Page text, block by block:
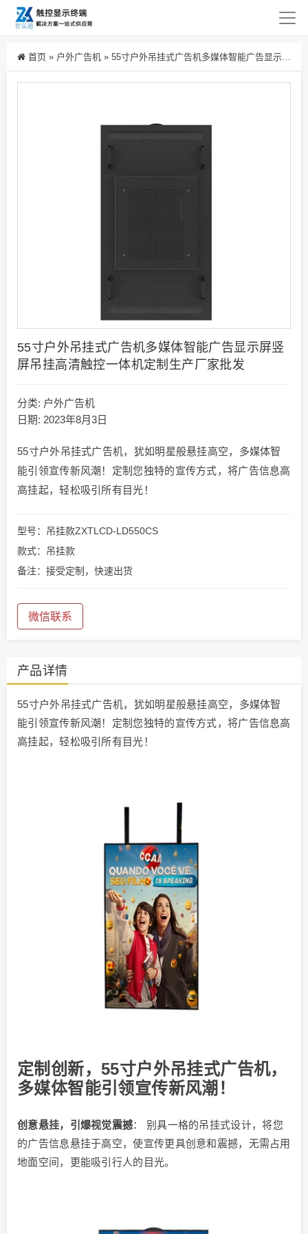
首页 » 户外广告机 » 55寸户外吊挂式广告机多媒体智能广告显示屏竖屏吊挂高清触控一体机定制生产厂家批发
55寸户外吊挂式广告机多媒体智能广告显示屏竖
屏吊挂高清触控一体机定制生产厂家批发
分类: 户外广告机
日期: 2023年8月3日
55寸户外吊挂式广告机，犹如明星般悬挂高空，多媒体智
能引领宣传新风潮！定制您独特的宣传方式，将广告信息高
高挂起，轻松吸引所有目光！
型号：吊挂款ZXTLCD-LD550CS
款式：吊挂款
备注：接受定制，快速出货
微信联系
产品详情
55寸户外吊挂式广告机，犹如明星般悬挂高空，多媒体智
能引领宣传新风潮！定制您独特的宣传方式，将广告信息高
高挂起，轻松吸引所有目光！
定制创新，55寸户外吊挂式广告机，
多媒体智能引领宣传新风潮！
创意悬挂，引爆视觉震撼： 别具一格的吊挂式设计，将您
的广告信息悬挂于高空，使宣传更具创意和震撼，无需占用
地面空间，更能吸引行人的目光。